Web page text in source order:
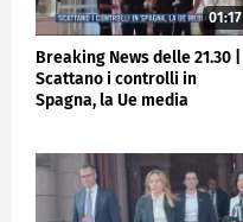
01:17
Breaking News delle 21.30 |
Scattano i controlli in
Spagna, la Ue media